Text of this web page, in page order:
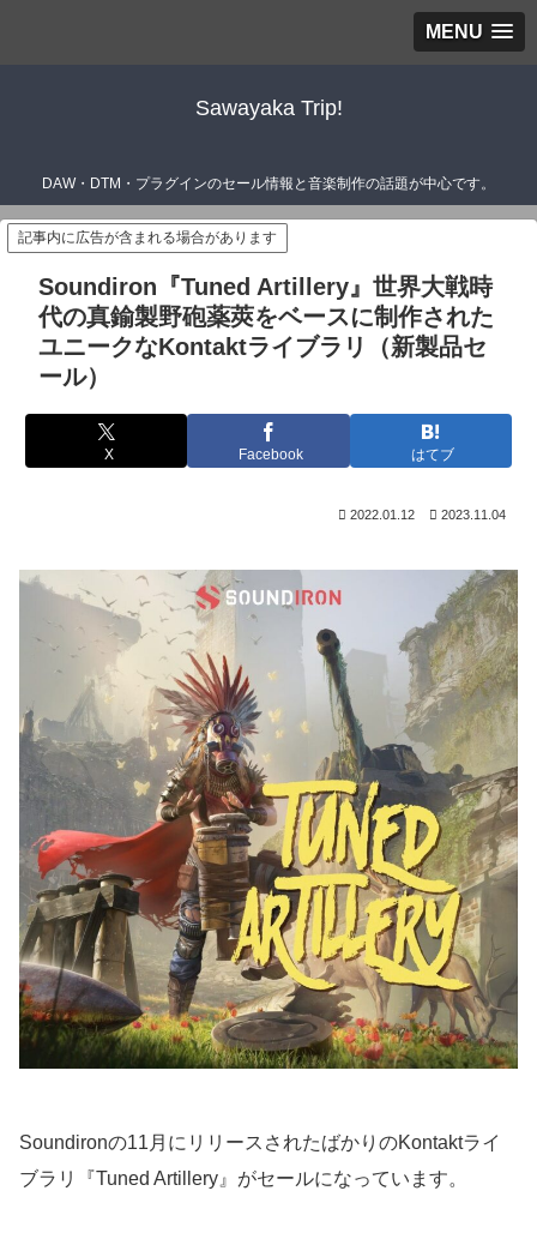
MENU
Sawayaka Trip!
DAW・DTM・プラグインのセール情報と音楽制作の話題が中心です。
記事内に広告が含まれる場合があります
Soundiron『Tuned Artillery』世界大戦時
代の真鍮製野砲薬莢をベースに制作された
ユニークなKontaktライブラリ（新製品セ
ール）
X Facebook はてブ
2022.01.12 2023.11.04
Soundironの11月にリリースされたばかりのKontaktライ
ブラリ『Tuned Artillery』がセールになっています。